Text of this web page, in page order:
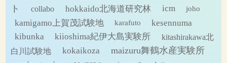
ト
collabo hokkaido北海道研究林 icm joho
kamigamo上賀茂試験地 karafuto
kesennuma
kibunka
kiioshima紀伊大島実験所
kitashirakawa北
白川試験地
kokaikoza maizuru舞鶴水産実験所